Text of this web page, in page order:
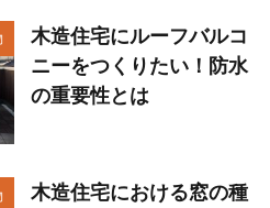
木造住宅にルーフバルコ
ニーをつくりたい！防水
の重要性とは
木造住宅における窓の種